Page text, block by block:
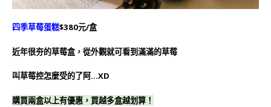
四季草莓蛋糕$380元/盒
近年很夯的草莓盒，從外觀就可看到滿滿的草莓
叫草莓控怎麼受的了阿…XD
購買兩盒以上有優惠，買越多盒越划算！